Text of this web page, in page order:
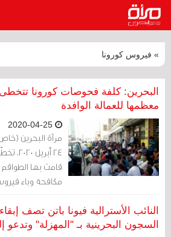
» فيروس كورونا
معظمها للعمالة الوافدة
مرآة البحرين
24
قامت بها
دينار، ومن أهم
المرض في أوساط
يعيش أغلبها
النائب الأسترالية فيونا باتن تصف
السجون البحرينية بـ "المهزلة"